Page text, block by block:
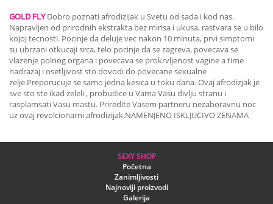
GOLD FLYDobro poznati afrodizijak u Svetu od sada i kod nas.
Napravljen od prirodnih ekstrakta bez mirisa i ukusa, rastvara se u bilo
kojoj tecnosti. Pocinje da deluje vec nakon 10 minuta, prvi simptomi
su ubrzani otkucaji srca, telo pocinje da se zagreva, povecava se
vlazenje polnog organa i povecava se prokrvljenost vagine a time
nadrazaj i osetljivost sto dovodi do povecane sexualne
zelje.Preporucuje se samo jedna kesica u toku dana. Ovaj afrodizjak je
sve sto ste ikad zeleli , probudice u Vama Vasu divlju stranu i
rasplamsati Vasu mastu. Priredite Vasem partneru nezaboravnu noc
uz ovaj revolcionarni afrodizijak.NAMENJENO ISKLJUCIVO ZENAMA
SEXY SHOP
Početna
Zanimljivosti
Najnoviji proizvodi
Galerija